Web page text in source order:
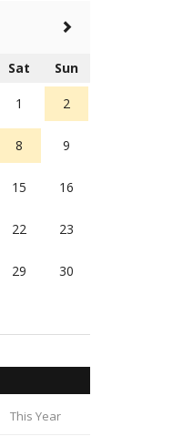
Sat Sun
1 2
8 9
15 16
22 23
29 30
This Year